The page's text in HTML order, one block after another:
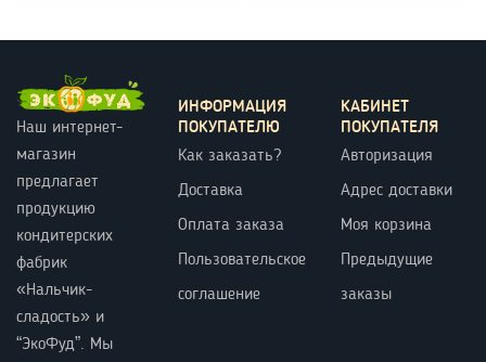
Наш интернет-
магазин
предлагает
продукцию
кондитерских
фабрик
«Нальчик-
сладость» и
“ЭкоФуд”. Мы
ИНФОРМАЦИЯ
ПОКУПАТЕЛЮ
Как заказать?
Доставка
Оплата заказа
Пользовательское
соглашение
КАБИНЕТ
ПОКУПАТЕЛЯ
Авторизация
Адрес доставки
Моя корзина
Предыдущие
заказы